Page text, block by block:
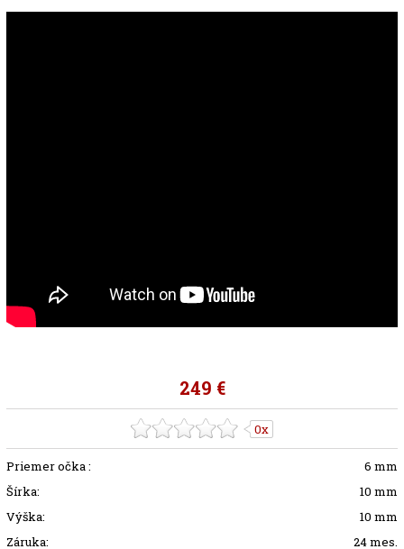
249 €
0x
Priemer očka :
6 mm
Šírka:
10 mm
Výška:
10 mm
Záruka:
24 mes.